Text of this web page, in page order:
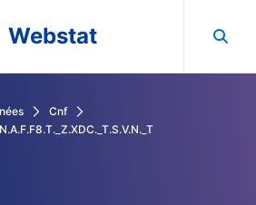
Webstat
Cnf